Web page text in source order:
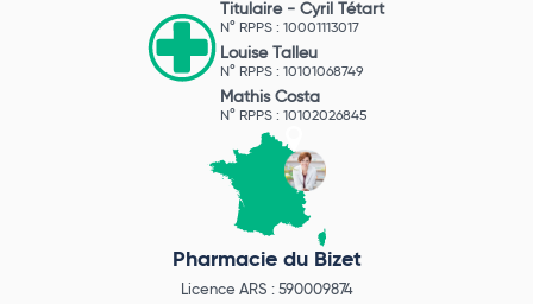
Titulaire - Cyril Tétart
N° RPPS : 10001113017
Louise Talleu
N° RPPS : 10101068749
Mathis Costa
N° RPPS : 10102026845
Pharmacie du Bizet
Licence ARS : 590009874